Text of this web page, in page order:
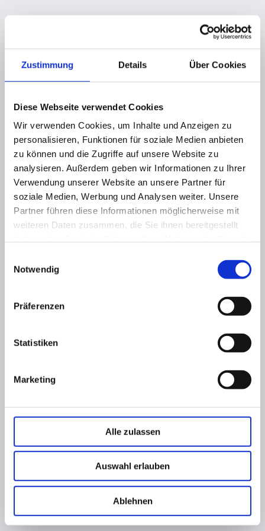
Zustimmung Details Über Cookies
Diese Webseite verwendet Cookies
Wir verwenden Cookies, um Inhalte und Anzeigen zu
personalisieren, Funktionen für soziale Medien anbieten
zu können und die Zugriffe auf unsere Website zu
analysieren. Außerdem geben wir Informationen zu Ihrer
Verwendung unserer Website an unsere Partner für
soziale Medien, Werbung und Analysen weiter. Unsere
Partner führen diese Informationen möglicherweise mit
weiteren Daten zusammen, die Sie ihnen bereitgestellt
Notwendig
Präferenzen
Statistiken
Marketing
Alle zulassen
Auswahl erlauben
Ablehnen